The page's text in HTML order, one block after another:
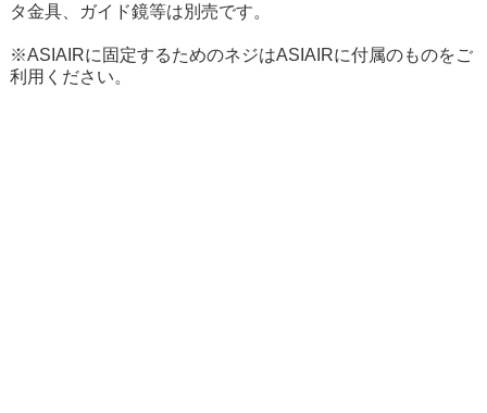
タ金具、ガイド鏡等は別売です。
※ASIAIRに固定するためのネジはASIAIRに付属のものをご
利用ください。